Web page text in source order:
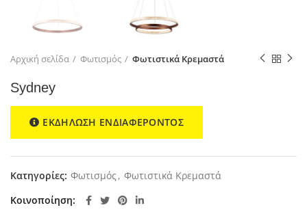
Αρχική σελίδα Φωτισμός Φωτιστικά Κρεμαστά
Sydney
ΕΚΔΗΛΩΣΗ ΕΝΔΙΑΦΕΡΟΝΤΟΣ
Κατηγορίες: Φωτισμός , Φωτιστικά Κρεμαστά
Κοινοποίηση